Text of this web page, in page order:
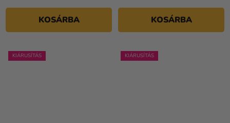
KOSÁRBA KOSÁRBA
KIÁRUSÍTÁS KIÁRUSÍTÁS